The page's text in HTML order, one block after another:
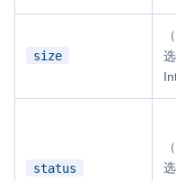
size
选
status
选